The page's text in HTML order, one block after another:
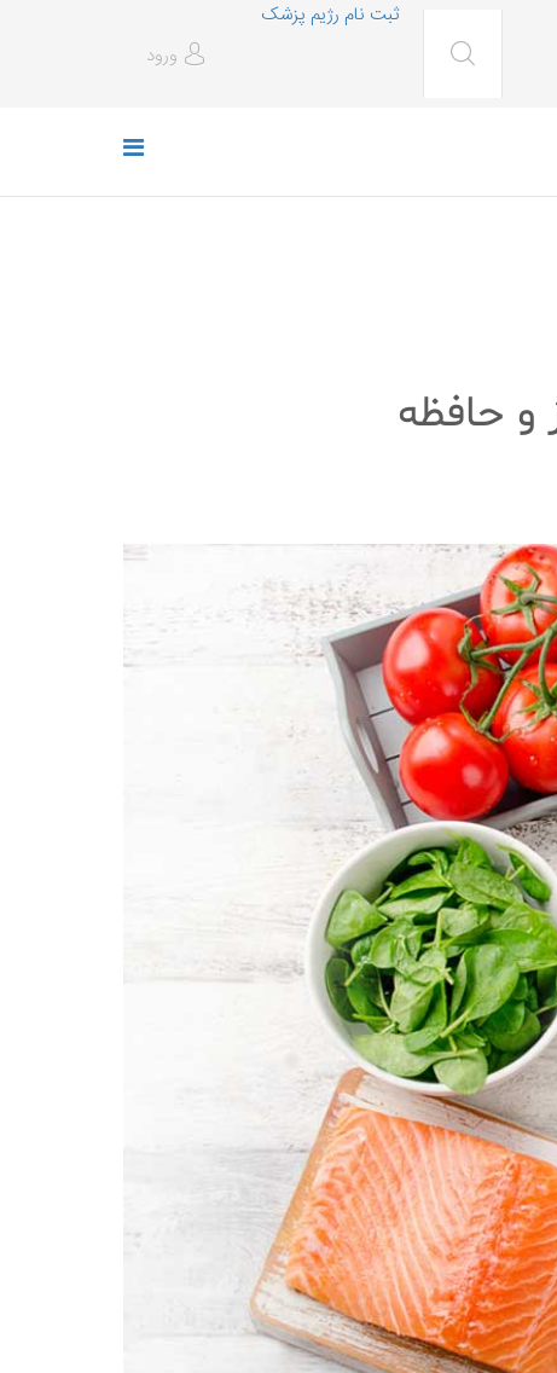
ثبت نام رژیم پزشک
ورود
و حافظه